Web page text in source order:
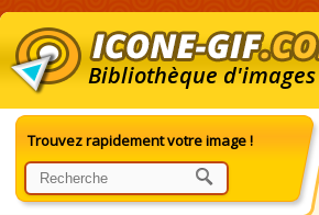
Bibliothèque d'images
Trouvez rapidement votre image !